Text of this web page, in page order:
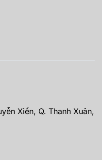
Xiển, Q. Thanh Xuân,